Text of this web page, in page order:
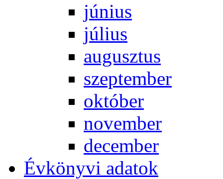
jú­ni­us
jú­li­us
au­gusz­tus
szep­tem­ber
ok­tó­ber
no­vem­ber
de­cem­ber
Év­köny­vi ada­tok